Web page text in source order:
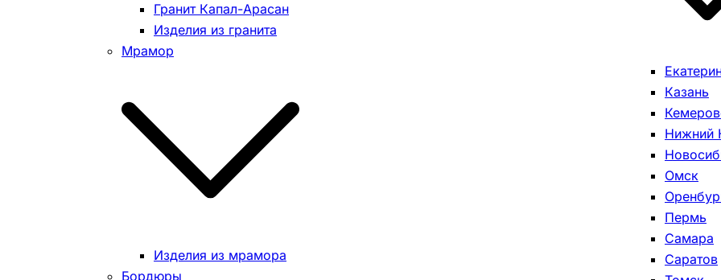
Гранит Капал-Арасан
Изделия из гранита
Мрамор
Изделия из мрамора
Бордюры
Казань
Нижний
Омск
Пермь
Самара
Саратов